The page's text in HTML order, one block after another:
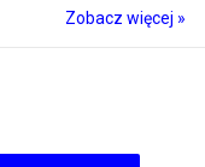
Zobacz więcej »